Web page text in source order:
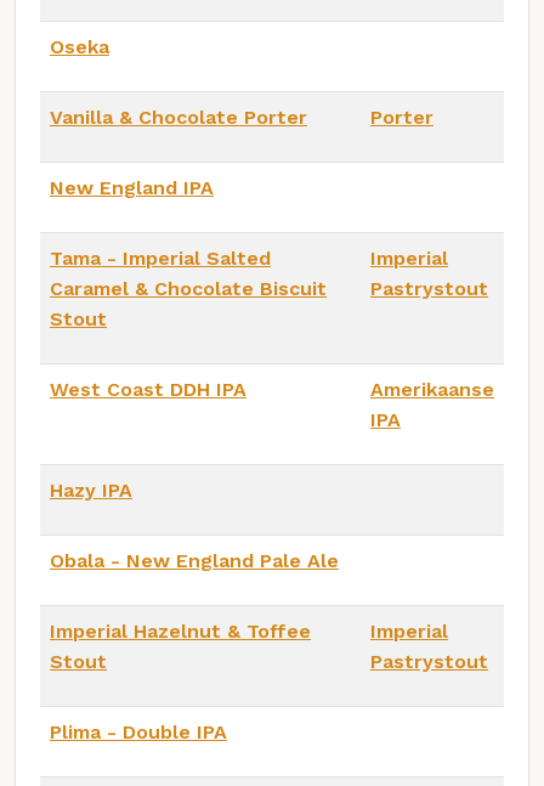
Oseka
Vanilla & Chocolate Porter Porter
New England IPA
Tama - Imperial Salted
Caramel & Chocolate Biscuit
Stout
Imperial
Pastrystout
West Coast DDH IPA
Amerikaanse
IPA
Hazy IPA
Obala - New England Pale Ale
Imperial Hazelnut & Toffee
Stout
Imperial
Pastrystout
Plima - Double IPA